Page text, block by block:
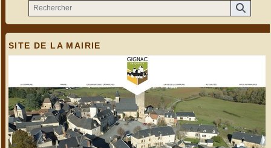
SITE DE LA MAIRIE